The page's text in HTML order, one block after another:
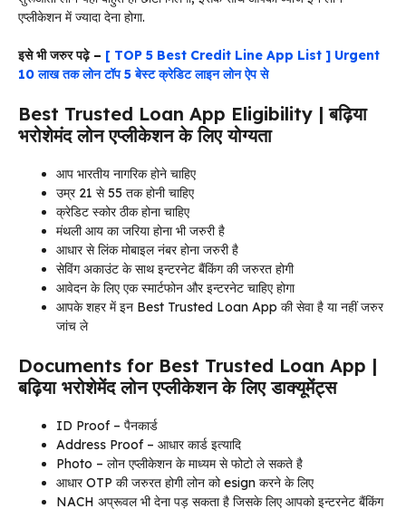
एप्लीकेशन में ज्यादा देना होगा.
इसे भी जरुर पढ़े – [ TOP 5 Best Credit Line App List ] Urgent
10 लाख तक लोन टॉप 5 बेस्ट क्रेडिट लाइन लोन ऐप से
Best Trusted Loan App Eligibility | बढ़िया
भरोशेमंद लोन एप्लीकेशन के लिए योग्यता
आप भारतीय नागरिक होने चाहिए
उम्र 21 से 55 तक होनी चाहिए
क्रेडिट स्कोर ठीक होना चाहिए
मंथली आय का जरिया होना भी जरुरी है
आधार से लिंक मोबाइल नंबर होना जरुरी है
सेविंग अकाउंट के साथ इन्टरनेट बैंकिंग की जरुरत होगी
आवेदन के लिए एक स्मार्टफोन और इन्टरनेट चाहिए होगा
आपके शहर में इन Best Trusted Loan App की सेवा है या नहीं जरुर
जांच ले
Documents for Best Trusted Loan App |
बढ़िया भरोशेमेंद लोन एप्लीकेशन के लिए डाक्यूमेंट्स
ID Proof – पैनकार्ड
Address Proof – आधार कार्ड इत्यादि
Photo – लोन एप्लीकेशन के माध्यम से फोटो ले सकते है
आधार OTP की जरुरत होगी लोन को esign करने के लिए
NACH अप्रूवल भी देना पड़ सकता है जिसके लिए आपको इन्टरनेट बैंकिंग